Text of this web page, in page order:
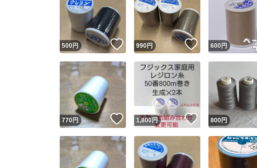
500円 いいね！
990円 いいね！
600円
770円 いいね！
1,800円 いいね！
800円